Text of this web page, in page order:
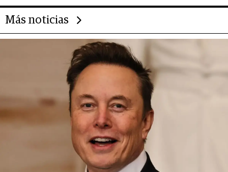
Más noticias